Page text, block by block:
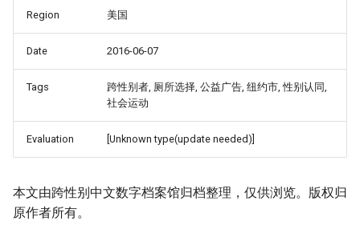
Region 美国
Date 2016-06-07
Tags
跨性别者, 厕所选择, 公益广告, 纽约市, 性别认同,
社会运动
Evaluation [Unknown type(update needed)]
本文由跨性别中文数字档案馆归档整理，仅供浏览。版权归
原作者所有。